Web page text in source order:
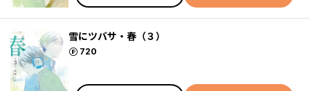
雪にツバサ・春（３）
720
ポイント